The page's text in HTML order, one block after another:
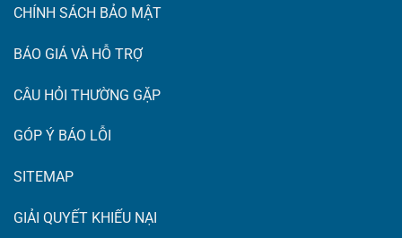
CHÍNH SÁCH BẢO MẬT
BÁO GIÁ VÀ HỖ TRỢ
CÂU HỎI THƯỜNG GẶP
GÓP Ý BÁO LỖI
SITEMAP
GIẢI QUYẾT KHIẾU NẠI